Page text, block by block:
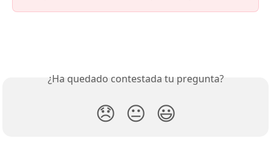
¿Ha quedado contestada tu pregunta?
😞 😐 😃